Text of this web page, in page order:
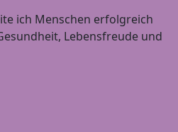
ich Menschen erfolgreich
Lebensfreude und